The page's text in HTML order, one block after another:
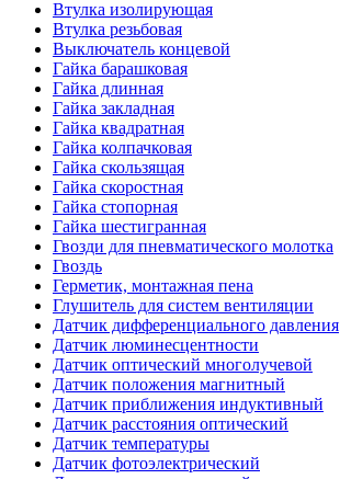
Втулка изолирующая
Втулка резьбовая
Выключатель концевой
Гайка барашковая
Гайка длинная
Гайка закладная
Гайка квадратная
Гайка колпачковая
Гайка скользящая
Гайка скоростная
Гайка стопорная
Гайка шестигранная
Гвозди для пневматического молотка
Гвоздь
Герметик, монтажная пена
Глушитель для систем вентиляции
Датчик дифференциального давления
Датчик люминесцентности
Датчик оптический многолучевой
Датчик положения магнитный
Датчик приближения индуктивный
Датчик расстояния оптический
Датчик температуры
Датчик фотоэлектрический